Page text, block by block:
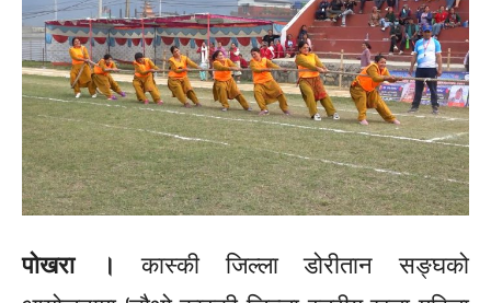
पोखरा । कास्की जिल्लाडोरीतान सङ्घको